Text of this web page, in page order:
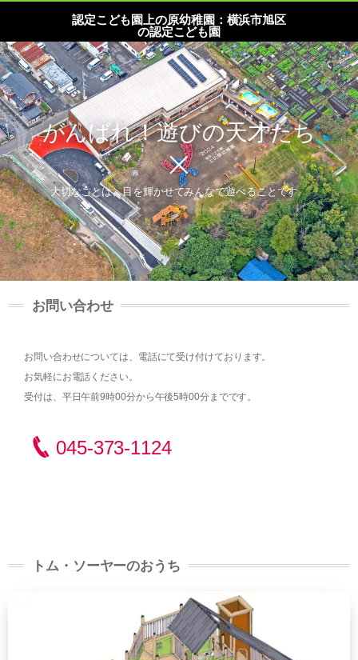
認定こども園上の原幼稚園：横浜市旭区
の認定こども園
がんばれ！遊びの天才たち
大切なことは、目を輝かせてみんなで遊べることです。
お問い合わせ
お問い合わせについては、電話にて受け付けております。
お気軽にお電話ください。
受付は、平日午前9時00分から午後5時00分までです。
045-373-1124
トム・ソーヤーのおうち